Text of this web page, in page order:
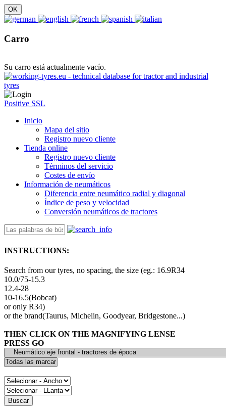
Carro
Su carro está actualmente vacío.
Positive SSL
Inicio
Mapa del sitio
Registro nuevo cliente
Tienda online
Registro nuevo cliente
Términos del servicio
Costes de envío
Información de neumáticos
Diferencia entre neumático radial y diagonal
Índice de peso y velocidad
Conversión neumáticos de tractores
INSTRUCTIONS:
Search from our tyres, no spacing, the size (eg.: 16.9R34
10.0/75-15.3
12.4-28
10-16.5(Bobcat)
or only R34)
or the brand(Taurus, Michelin, Goodyear, Bridgestone...)
THEN CLICK ON THE MAGNIFYING LENSE
PRESS GO